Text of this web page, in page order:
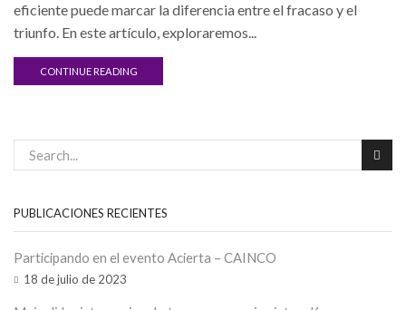
eficiente puede marcar la diferencia entre el fracaso y el
triunfo. En este artículo, exploraremos...
CONTINUE READING
PUBLICACIONES RECIENTES
Participando en el evento Acierta – CAINCO
18 de julio de 2023